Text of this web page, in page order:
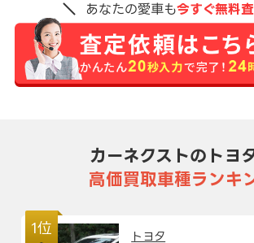
あなたの愛車も今すぐ無料査
カーネクストのトヨ
高価買取車種ランキ
1位
トヨタ